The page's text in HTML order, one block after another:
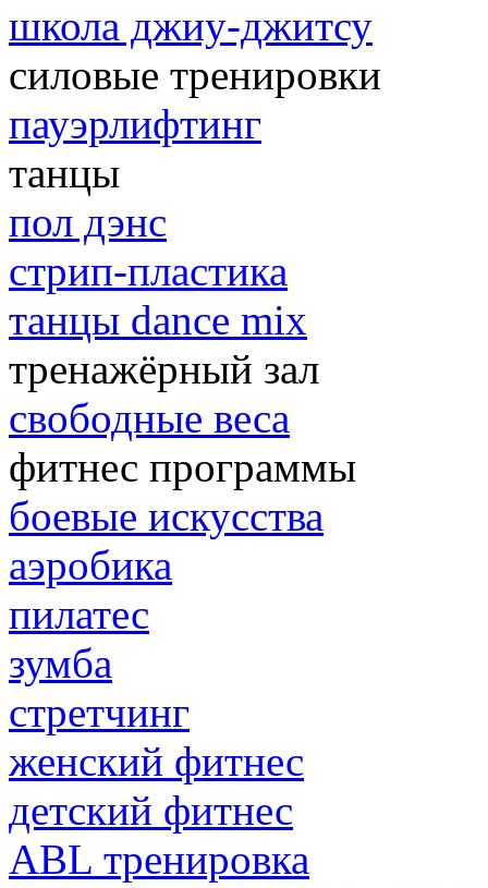
школа джиу-джитсу
силовые тренировки
пауэрлифтинг
танцы
пол дэнс
стрип-пластика
танцы dance mix
тренажёрный зал
свободные веса
фитнес программы
боевые искусства
аэробика
пилатес
зумба
стретчинг
женский фитнес
детский фитнес
ABL тренировка